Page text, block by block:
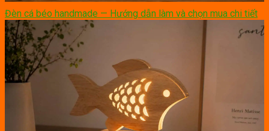
Đèn cá béo handmade — Hướng dẫn làm và chọn mua chi tiết